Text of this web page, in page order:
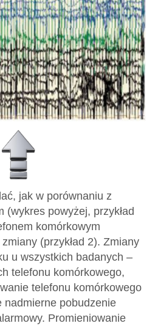
jak w porównaniu z
(wykres powyżej, przykład
komórkowym
(przykład 2). Zmiany
u wszystkich badanych –
telefonu komórkowego,
telefonu komórkowego
nadmierne pobudzenie
Promieniowanie